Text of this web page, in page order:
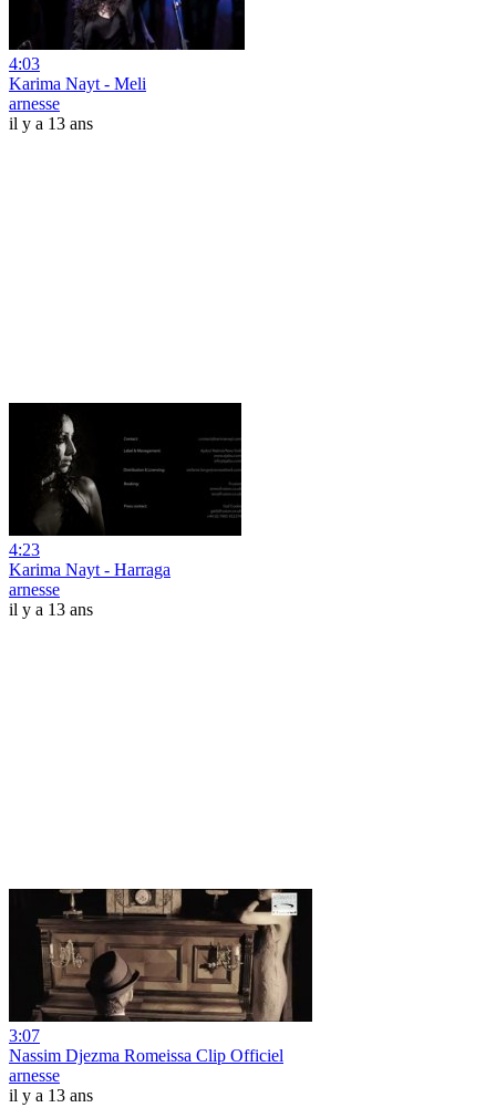
4:03
Karima Nayt - Meli
arnesse
il y a 13 ans
4:23
Karima Nayt - Harraga
arnesse
il y a 13 ans
3:07
Nassim Djezma Romeissa Clip Officiel
arnesse
il y a 13 ans